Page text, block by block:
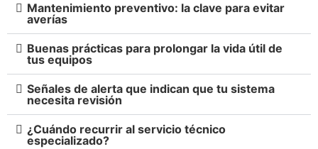
Mantenimiento preventivo: la clave para evitar
averías
Buenas prácticas para prolongar la vida útil de
tus equipos
Señales de alerta que indican que tu sistema
necesita revisión
¿Cuándo recurrir al servicio técnico
especializado?